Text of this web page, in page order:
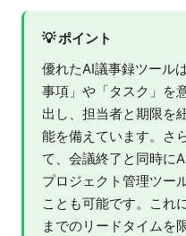
💡 ポイント
優れたAI議事録ツール
事項」や「タスク」を
出し、担当者と期限を
能を備えています。さ
て、会議終了と同時に
プロジェクト管理ツー
ことも可能です。これ
までのリードタイムを